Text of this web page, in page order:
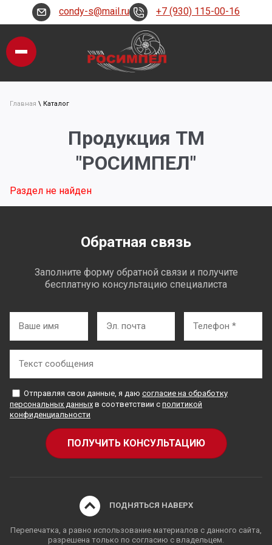
condy-s@mail.ru +7 (930) 115-00-16
Главная \ Каталог
Продукция ТМ
"РОСИМПЕЛ"
Раздел не найден
Обратная связь
Заполните форму обратной связи и получите
бесплатную консультацию специалиста
Отправляя свои данные, я даю согласие на обработку
персональных данных в соответствии с политикой
конфиденциальности
ПОДНЯТЬСЯ НАВЕРХ
Перепечатка, а равно использование материалов с данного сайта,
разрешена только по согласию с владельцем.